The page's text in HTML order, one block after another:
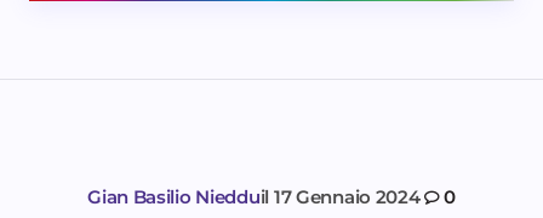
Gian Basilio Niedduil 17 Gennaio 2024 0